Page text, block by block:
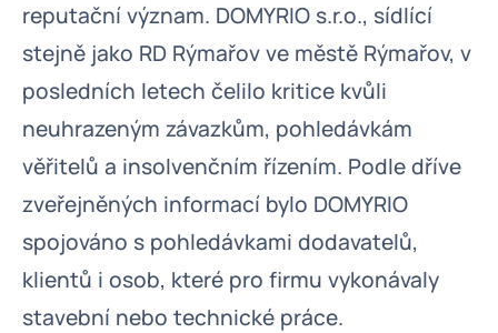
reputační význam. DOMYRIO s.r.o., sídlící
stejně jako RD Rýmařov ve městě Rýmařov, v
posledních letech čelilo kritice kvůli
neuhrazeným závazkům, pohledávkám
věřitelů a insolvenčním řízením. Podle dříve
zveřejněných informací bylo DOMYRIO
spojováno s pohledávkami dodavatelů,
klientů i osob, které pro firmu vykonávaly
stavební nebo technické práce.